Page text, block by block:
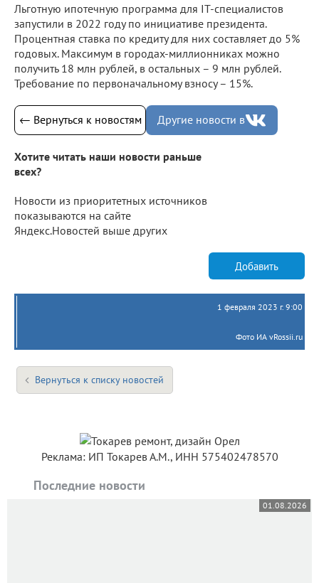
Льготную ипотечную программа для IT-специалистов
запустили в 2022 году по инициативе президента.
Процентная ставка по кредиту для них составляет до 5%
годовых. Максимум в городах-миллионниках можно
получить 18 млн рублей, в остальных – 9 млн рублей.
Требование по первоначальному взносу – 15%.
← Вернуться к новостям Другие новости в
Хотите читать наши новости раньше
всех?
Новости из приоритетных источников
показываются на сайте
Яндекс.Новостей выше других
Добавить
1 февраля 2023 г. 9:00
Фото ИА vRossii.ru
Вернуться к списку новостей
Реклама: ИП Токарев А.М., ИНН 575402478570
Последние новости
01.08.2026